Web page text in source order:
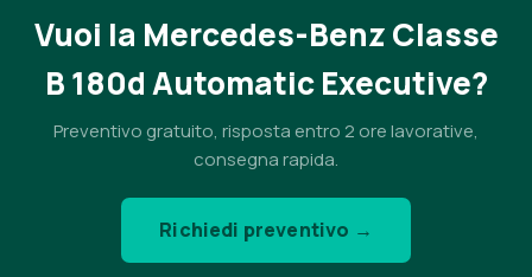
Vuoi la Mercedes-Benz Classe
B 180d Automatic Executive?
Preventivo gratuito, risposta entro 2 ore lavorative,
consegna rapida.
Richiedi preventivo →